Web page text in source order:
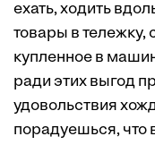
ехать, ходить
товары в тележку,
купленное в
ради этих выгод
удовольствия
порадуешься, что